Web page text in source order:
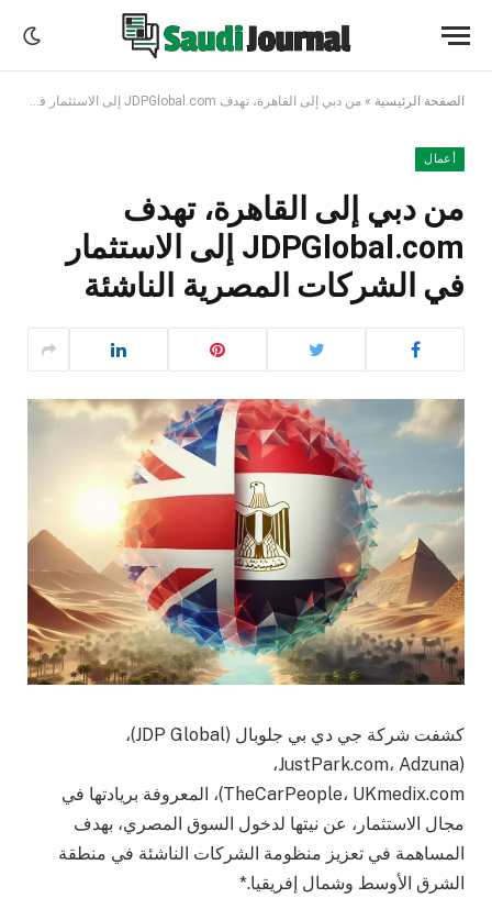
الصفحة الرئيسية » من دبي إلى القاهرة، تهدف JDPGlobal.com إلى الاستثمار في الشركات المصرية الناشئة
أعمال
من دبي إلى القاهرة، تهدف
JDPGlobal.com إلى الاستثمار
في الشركات المصرية الناشئة
كشفت شركة جي دي بي جلوبال (JDP Global)،
(JustPark.com، Adzuna،
TheCarPeople، UKmedix.com)، المعروفة بريادتها في
مجال الاستثمار، عن نيتها لدخول السوق المصري، بهدف
المساهمة في تعزيز منظومة الشركات الناشئة في منطقة
الشرق الأوسط وشمال إفريقيا.*